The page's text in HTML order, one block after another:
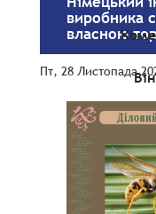
виробника
власною
Пт, 28 Листопада